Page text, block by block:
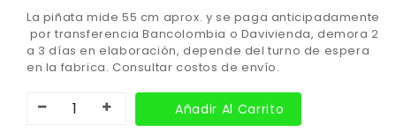
La piñata mide 55 cm aprox. y se paga anticipadamente
por transferencia Bancolombia o Davivienda, demora 2
a 3 días en elaboración, depende del turno de espera
en la fabrica. Consultar costos de envío.
Añadir Al Carrito